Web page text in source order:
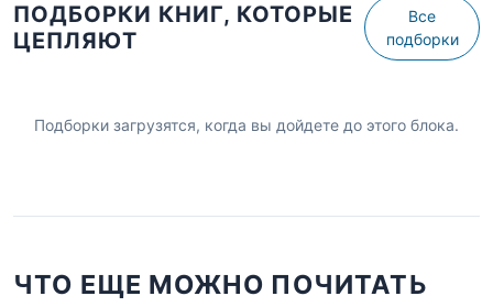
ПОДБОРКИ КНИГ, КОТОРЫЕ
ЦЕПЛЯЮТ
Все
подборки
Подборки загрузятся, когда вы дойдете до этого блока.
ЧТО ЕЩЕ МОЖНО ПОЧИТАТЬ